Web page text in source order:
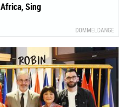
Sing
DOMMELDANGE